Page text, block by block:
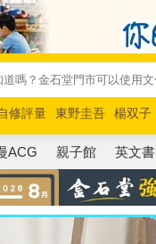
修評量 東野圭吾 楊双子
綻放
奧德賽 路邊攤新作
ACG 親子館 英文書